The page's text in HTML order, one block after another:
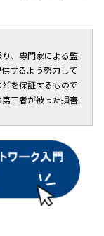
、専門家による監
するよう努力して
を保証するもので
三者が被った損害